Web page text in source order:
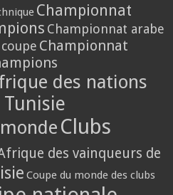
Championnat
Championnat arabe
Championnat
des nations
Clubs
des vainqueurs de
Coupe du monde des clubs